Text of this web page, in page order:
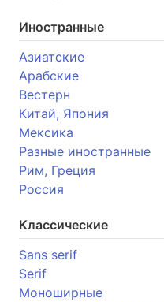
Иностранные
Азиатские
Арабские
Вестерн
Китай, Япония
Мексика
Разные иностранные
Рим, Греция
Россия
Классические
Sans serif
Serif
Моноширные